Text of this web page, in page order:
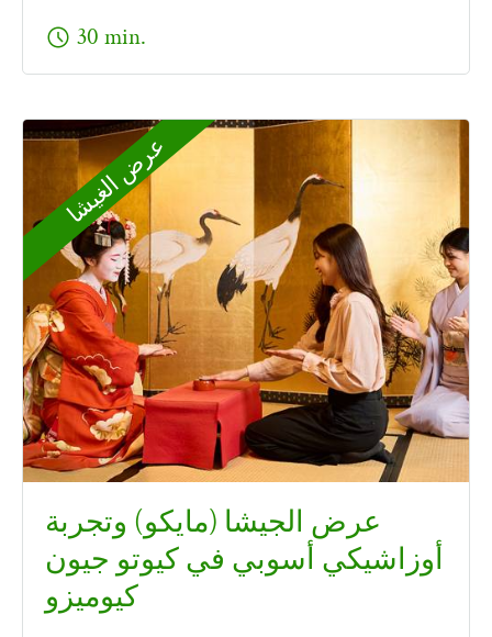
schedule 30 min.
عرض الغيشا
عرض الجيشا (مايكو) وتجربة
أوزاشيكي أسوبي في كيوتو جيون
كيوميزو